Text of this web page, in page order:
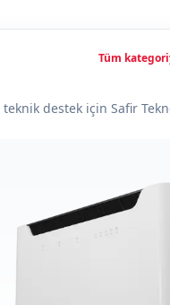
Tüm
destek için Safir